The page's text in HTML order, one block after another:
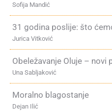
Sofija Mandić
31 godina poslije: što
Jurica Vitković
Obeležavanje Oluje – novi
Una Sabljaković
Moralno blagostanje
Dejan Ilić